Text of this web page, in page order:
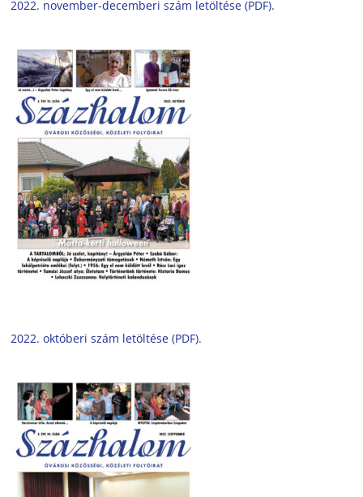
2022. november-decemberi szám letöltése (PDF).
2022. októberi szám letöltése (PDF).